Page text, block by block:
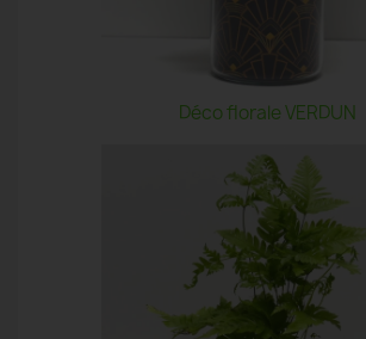
Déco florale VERDUN